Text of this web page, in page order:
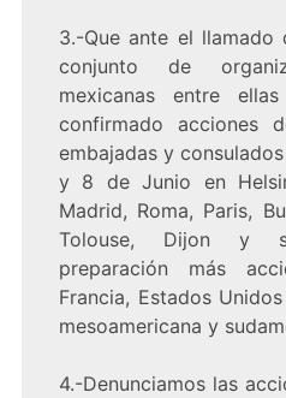
3.-Que ante el llamado
conjunto de
mexicanas entre
confirmado acciones
embajadas y
y 8 de Junio en
Madrid, Roma, Paris,
Tolouse, Dijon y
preparación más
Francia, Estados
mesoamericana y
4.-Denunciamos las